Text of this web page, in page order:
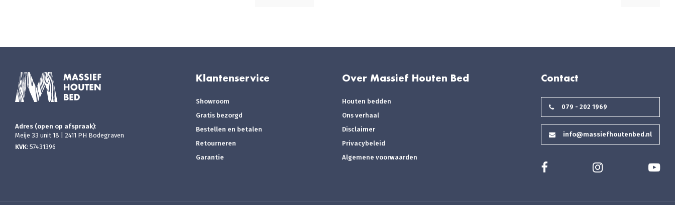
Adres (open op afspraak):
Meije 33 unit 18 | 2411 PH Bodegraven
KVK: 57431396
Klantenservice
Showroom
Gratis bezorgd
Bestellen en betalen
Retourneren
Garantie
Over Massief Houten Bed
Houten bedden
Ons verhaal
Disclaimer
Privacybeleid
Algemene voorwaarden
Contact
079 - 202 1969
info@massiefhoutenbed.nl